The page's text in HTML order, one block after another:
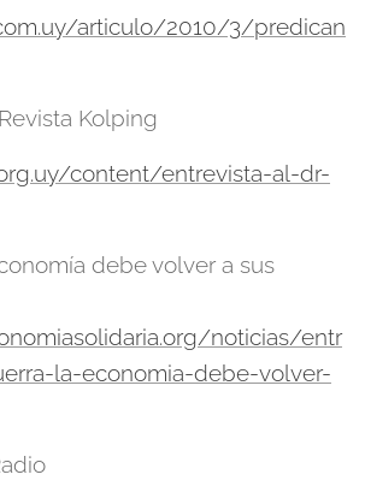
articulo/2010/3/predican
Kolping
content/entrevista-al-dr-
debe volver a sus
noticias/entr
la-economia-debe-volver-